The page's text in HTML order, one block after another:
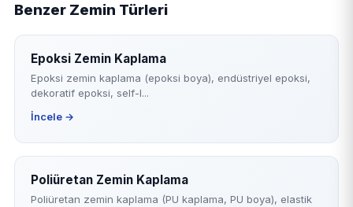
Benzer Zemin Türleri
Epoksi Zemin Kaplama
Epoksi zemin kaplama (epoksi boya), endüstriyel epoksi,
dekoratif epoksi, self-l...
İncele →
Poliüretan Zemin Kaplama
Poliüretan zemin kaplama (PU kaplama, PU boya), elastik